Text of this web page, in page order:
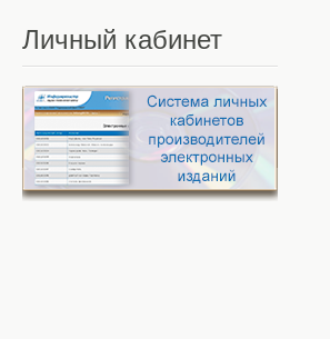
Личный кабинет